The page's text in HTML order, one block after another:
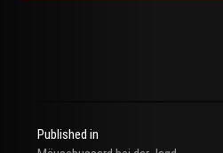
Published in